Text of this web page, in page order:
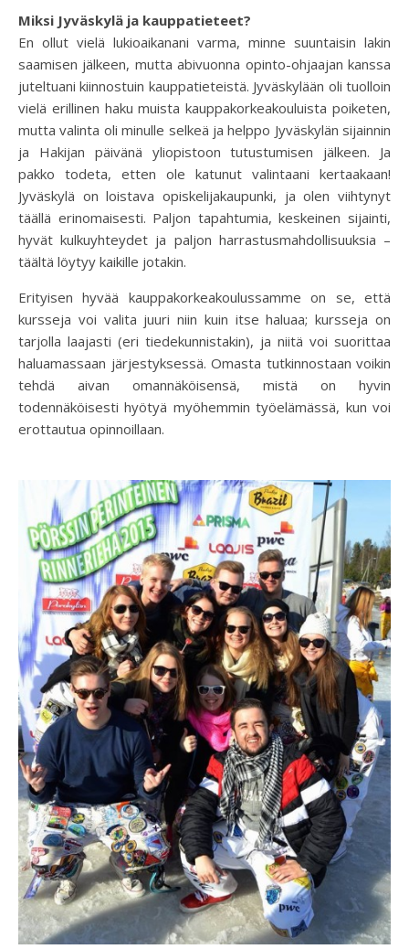
Miksi Jyväskylä ja kauppatieteet?
En ollut vielä lukioaikanani varma, minne suuntaisin lakin
saamisen jälkeen, mutta abivuonna opinto-ohjaajan kanssa
juteltuani kiinnostuin kauppatieteistä. Jyväskylään oli tuolloin
vielä erillinen haku muista kauppakorkeakouluista poiketen,
mutta valinta oli minulle selkeä ja helppo Jyväskylän sijainnin
ja Hakijan päivänä yliopistoon tutustumisen jälkeen. Ja
pakko todeta, etten ole katunut valintaani kertaakaan!
Jyväskylä on loistava opiskelijakaupunki, ja olen viihtynyt
täällä erinomaisesti. Paljon tapahtumia, keskeinen sijainti,
hyvät kulkuyhteydet ja paljon harrastusmahdollisuuksia –
täältä löytyy kaikille jotakin.
Erityisen hyvää kauppakorkeakoulussamme on se, että
kursseja voi valita juuri niin kuin itse haluaa; kursseja on
tarjolla laajasti (eri tiedekunnistakin), ja niitä voi suorittaa
haluamassaan järjestyksessä. Omasta tutkinnostaan voikin
tehdä aivan omannäköisensä, mistä on hyvin
todennäköisesti hyötyä myöhemmin työelämässä, kun voi
erottautua opinnoillaan.